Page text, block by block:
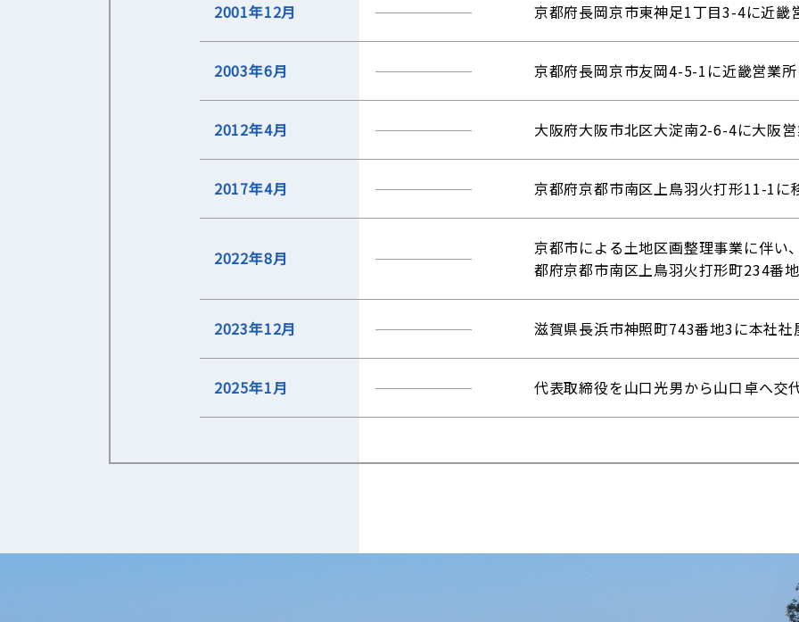
2001年12月 京都府長岡京市東神足1丁目3-4に近畿
2003年6月 京都府長岡京市友岡4-5-1に近畿営業
2012年4月 大阪府大阪市北区大淀南2-6-4に大阪
2017年4月 京都府京都市南区上鳥羽火打形11-1に
2022年8月
京都市による土地区画整理事業に伴い
都府京都市南区上鳥羽火打形町234番
2023年12月 滋賀県長浜市神照町743番地3に本社社
2025年1月 代表取締役を山口光男から山口卓へ交